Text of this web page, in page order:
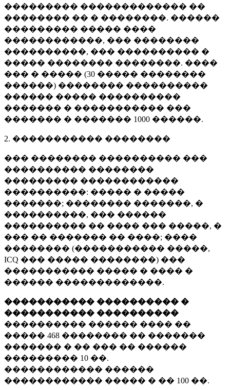
��������� ������������� ��
�������� �� � ��������. ������
��������� ����� ����
������������, ��� ��������
����������, ��� ���������� �
����� �������� ��������. ����
��� � ����� (30 ����� ��������
������) �������� ����������
������ ����� ����������
������� � ����������� ���
������� � ������� 1000 ������.
2. ����������� ��������
��� �������� ���������� ���
���������� ��������
��������� ������������
����������: ����� � �����
�������; �������� �������, �
����������, ��� ������
���������� �� ���� ��� �����, �
��� �� ������� �� ����; ����
�������� (����������� �����,
ICQ ��� ����� ��������) ���
����������� ����� � ���� �
������ �������������.
����������� ���������� �
����������� ����������
���������� ������ ���� ��
����� 468 �������� �� �������
������� � �� ��� �� ������
��������� 10 ��.
������������ ������
������������ ����� � �� 100 ��.